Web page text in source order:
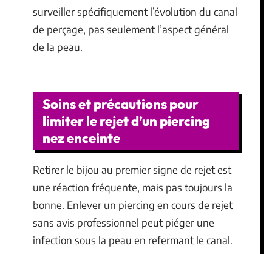
surveiller spécifiquement l’évolution du canal
de perçage, pas seulement l’aspect général
de la peau.
Soins et précautions pour
limiter le rejet d’un piercing
nez enceinte
Retirer le bijou au premier signe de rejet est
une réaction fréquente, mais pas toujours la
bonne. Enlever un piercing en cours de rejet
sans avis professionnel peut piéger une
infection sous la peau en refermant le canal.